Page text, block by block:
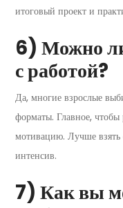
итоговый проект и
6) Можно
с работой?
Да, многие взрослые
форматы. Главное, чтобы
мотивацию. Лучше
интенсив.
7) Как вы